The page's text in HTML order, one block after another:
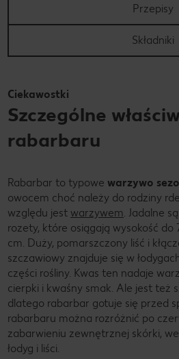
Przepisy
Składniki
Ciekawostki
Szczególne
rabarbaru
Rabarbar to typowe warzywo
owocem choć należy do rodziny
względu jest warzywem. Jadalne
rozety, które osiągają wysokość do
cm. Duży, pomarszczony liść i
szczawiowy znajduje się w
części rośliny. Kwas ten nadaje
cierpki i kwaśny smak. Ale jest też
dlatego rabarbar gotuje się przed
rabarbaru można rozróżnić po
zabarwieniu zewnętrznej skórki,
łodyg i liści.